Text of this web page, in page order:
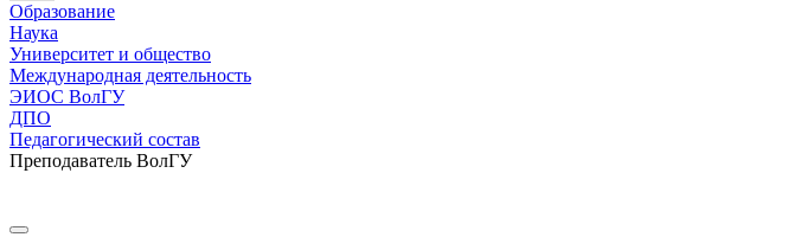
Образование
Наука
Университет и общество
Международная деятельность
ЭИОС ВолГУ
ДПО
Педагогический состав
Преподаватель ВолГУ